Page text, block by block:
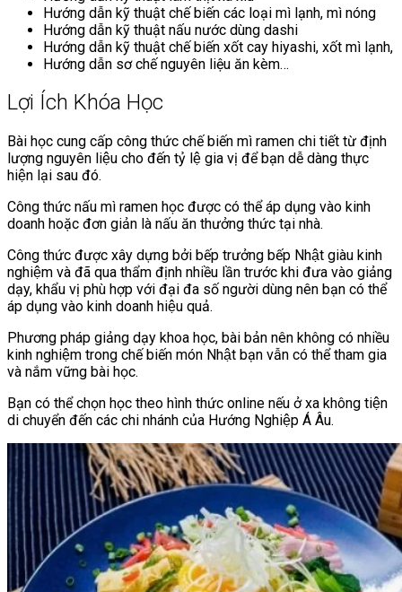
Hướng dẫn kỹ thuật chế biến các loại mì lạnh, mì nóng
Hướng dẫn kỹ thuật nấu nước dùng dashi
Hướng dẫn kỹ thuật chế biến xốt cay hiyashi, xốt mì lạnh,
Hướng dẫn sơ chế nguyên liệu ăn kèm…
Lợi Ích Khóa Học
Bài học cung cấp công thức chế biến mì ramen chi tiết từ định
lượng nguyên liệu cho đến tỷ lệ gia vị để bạn dễ dàng thực
hiện lại sau đó.
Công thức nấu mì ramen học được có thể áp dụng vào kinh
doanh hoặc đơn giản là nấu ăn thưởng thức tại nhà.
Công thức được xây dựng bởi bếp trưởng bếp Nhật giàu kinh
nghiệm và đã qua thẩm định nhiều lần trước khi đưa vào giảng
dạy, khẩu vị phù hợp với đại đa số người dùng nên bạn có thể
áp dụng vào kinh doanh hiệu quả.
Phương pháp giảng dạy khoa học, bài bản nên không có nhiều
kinh nghiệm trong chế biến món Nhật bạn vẫn có thể tham gia
và nắm vững bài học.
Bạn có thể chọn học theo hình thức online nếu ở xa không tiện
di chuyển đến các chi nhánh của Hướng Nghiệp Á Âu.